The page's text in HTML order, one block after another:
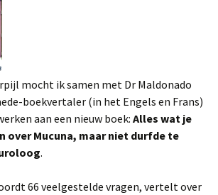
mocht ik samen met Dr Maldonado
boekvertaler (in het Engels en Frans)
aan een nieuw boek: Alles wat je
over Mucuna, maar niet durfde te
.
66 veelgestelde vragen, vertelt over